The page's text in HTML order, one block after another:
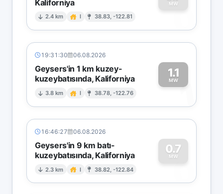
Kaliforniya
2.4 km I 38.83, -122.81
MW
0
19:31:30 06.08.2026
Geysers'in 1 km kuzey-
kuzeybatısında, Kaliforniya
3.8 km I 38.78, -122.76
1.1
MW1
16:46:27 06.08.2026
Geysers'in 9 km batı-
kuzeybatısında, Kaliforniya
2.3 km I 38.82, -122.84
0.7
MW
0